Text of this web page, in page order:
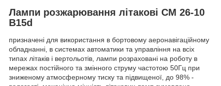
Лампи розжарювання літакові СМ 26-10
B15d
призначені для використання в бортовому аеронавігаційному
обладнанні, в системах автоматики та управління на всіх
типах літаків і вертольотів, лампи розраховані на роботу в
мережах постійного та змінного струму частотою 50Гц при
зниженому атмосферному тиску та підвищеної, до 98% -